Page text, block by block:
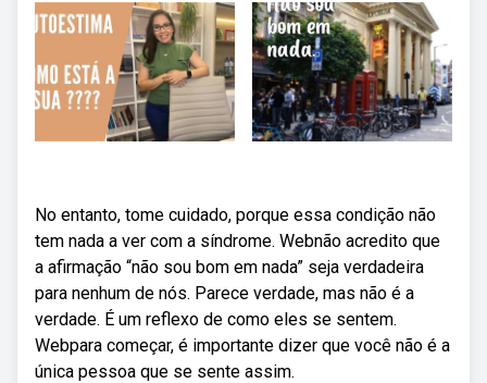
No entanto, tome cuidado, porque essa condição não
tem nada a ver com a síndrome. Webnão acredito que
a afirmação “não sou bom em nada” seja verdadeira
para nenhum de nós. Parece verdade, mas não é a
verdade. É um reflexo de como eles se sentem.
Webpara começar, é importante dizer que você não é a
única pessoa que se sente assim.